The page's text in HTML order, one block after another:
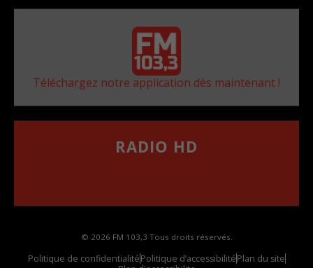
Téléchargez notre application dès maintenant !
RADIO HD
© 2026 FM 103,3 Tous droits réservés.
Politique de confidentialitéPolitique d’accessibilitéPlan du site